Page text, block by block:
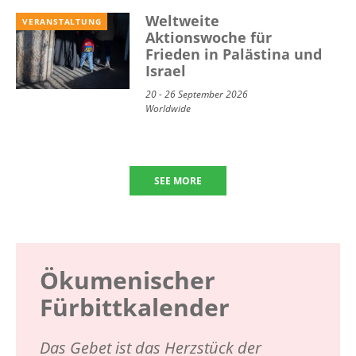
VERANSTALTUNG
Weltweite
Aktionswoche für
Frieden in Palästina und
Israel
20 - 26 September 2026
Worldwide
SEE MORE
Ökumenischer
Fürbittkalender
Das Gebet ist das Herzstück der